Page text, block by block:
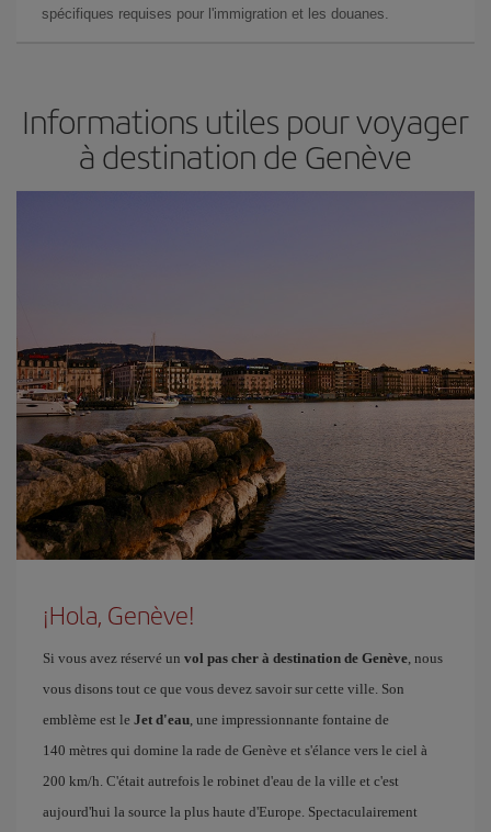
spécifiques requises pour l'immigration et les douanes.
Informations utiles pour voyager
à destination de Genève
¡Hola, Genève!
Si vous avez réservé un vol pas cher à destination de Genève, nous
vous disons tout ce que vous devez savoir sur cette ville. Son
emblème est le Jet d'eau, une impressionnante fontaine de
140 mètres qui domine la rade de Genève et s'élance vers le ciel à
200 km/h. C'était autrefois le robinet d'eau de la ville et c'est
aujourd'hui la source la plus haute d'Europe. Spectaculairement